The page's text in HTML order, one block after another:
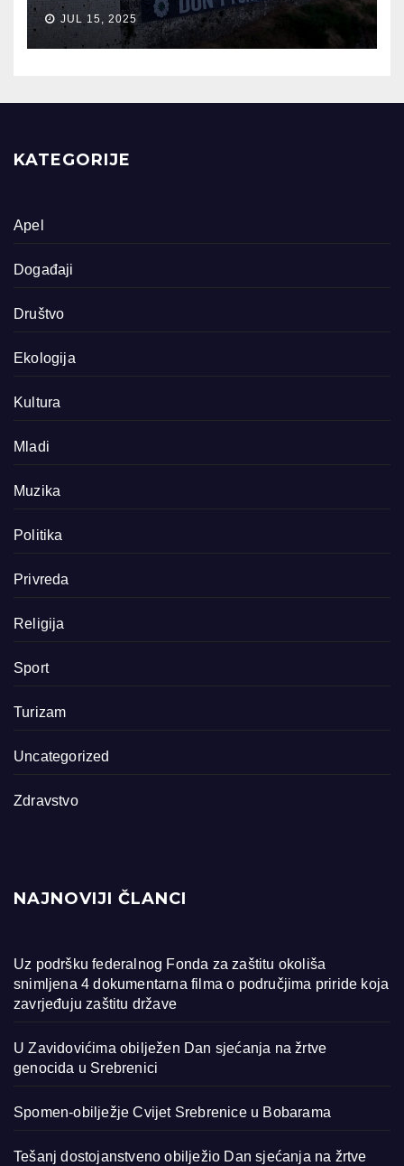
JUL 15, 2025
KATEGORIJE
Apel
Događaji
Društvo
Ekologija
Kultura
Mladi
Muzika
Politika
Privreda
Religija
Sport
Turizam
Uncategorized
Zdravstvo
NAJNOVIJI ČLANCI
Uz podršku federalnog Fonda za zaštitu okoliša
snimljena 4 dokumentarna filma o područjima priride koja
zavrjeđuju zaštitu države
U Zavidovićima obilježen Dan sjećanja na žrtve
genocida u Srebrenici
Spomen-obilježje Cvijet Srebrenice u Bobarama
Tešanj dostojanstveno obilježio Dan sjećanja na žrtve